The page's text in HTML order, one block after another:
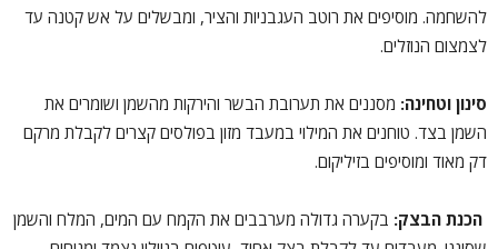
להשחמה. מוסיפים את רוטב העגבניות והציר, ומבשלים על אש קטנה עד
לצמצום הנוזלים.
סינון וטחינה: מסננים את תערובת הבשר והירקות מהשמן ושומרים את
השמן בצד. טוחנים את המילוי במעבד מזון בפולסים קצרים לקבלת מרקם
דק מאוד ומוסיפים בזיליקום.
הכנת הבצק: בקערה גדולה מערבבים את הקמח עם המים, המלח והשמן